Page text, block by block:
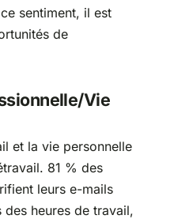
sentiment, il est
de
Vie
et la vie personnelle
81 % des
leurs e-mails
heures de travail,